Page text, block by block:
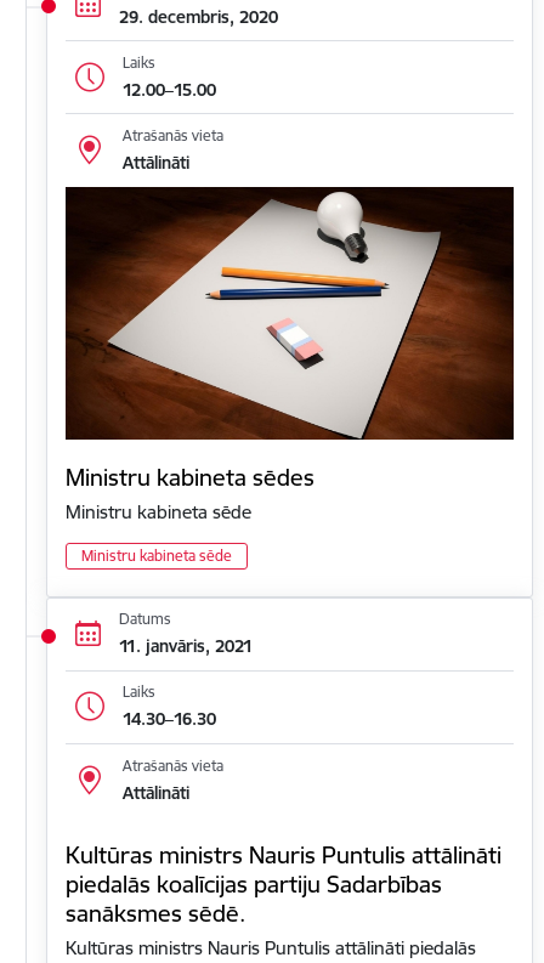
29. decembris, 2020
Laiks
12.00–15.00
Atrašanās vieta
Attālināti
Ministru kabineta sēdes
Ministru kabineta sēde
Ministru kabineta sēde
Datums
11. janvāris, 2021
Laiks
14.30–16.30
Atrašanās vieta
Attālināti
Kultūras ministrs Nauris Puntulis attālināti
piedalās koalīcijas partiju Sadarbības
sanāksmes sēdē.
Kultūras ministrs Nauris Puntulis attālināti piedalās